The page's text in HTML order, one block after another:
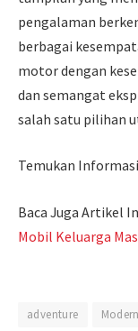
pengalaman
berbagai
motor dengan
dan semangat
salah satu pilihan
Temukan
Baca Juga Artikel
Mobil Keluarga
Post
adventure Modern